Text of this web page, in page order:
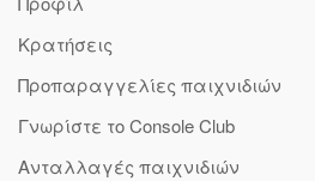
Κρατήσεις
Προπαραγγελίες παιχνιδιών
Γνωρίστε το Console Club
Ανταλλαγές παιχνιδιών